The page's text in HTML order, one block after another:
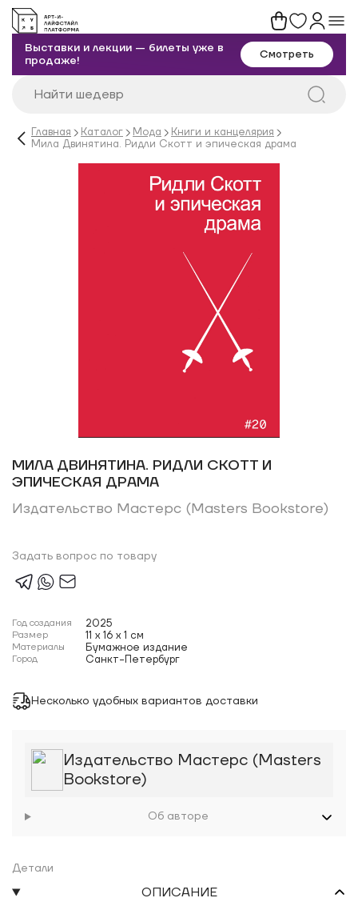
Выставки и лекции — билеты уже в
продаже!
Смотреть
Главная Каталог Мода
Книги и канцелярия
Мила Двинятина. Ридли Скотт и эпическая драма
МИЛА ДВИНЯТИНА. РИДЛИ СКОТТ И
ЭПИЧЕСКАЯ ДРАМА
Издательство Мастерс (Masters Bookstore)
Задать вопрос по товару
Год создания 2025
Размер 11 x 16 x 1 см
Материалы Бумажное издание
Город Санкт-Петербург
Несколько удобных вариантов доставки
Издательство Мастерс (Masters
Bookstore)
Об авторе
Детали
ОПИСАНИЕ